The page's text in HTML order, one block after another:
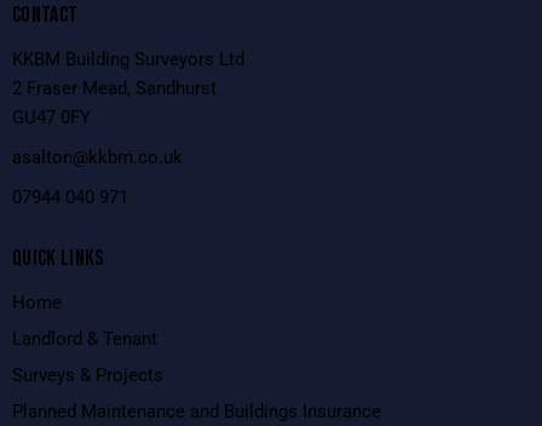
CONTACT
KKBM Building Surveyors Ltd
2 Fraser Mead, Sandhurst
GU47 0FY
asalton@kkbm.co.uk
07944 040 971
QUICK LINKS
Home
Landlord & Tenant
Surveys & Projects
Planned Maintenance and Buildings Insurance